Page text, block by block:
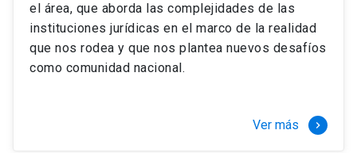
el área, que aborda las complejidades de las
instituciones jurídicas en el marco de la realidad
que nos rodea y que nos plantea nuevos desafíos
como comunidad nacional.
Ver más keyboard_arrow_right